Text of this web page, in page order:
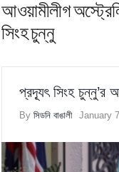
আওয়ামীলীগ
সিংহ চুন্নু
প্রদ্যূৎ সিংহ চুন্নু’র
Byসিডনি বাঙালী January